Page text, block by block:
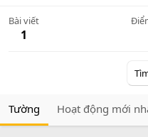
Bài viết
1
Tường Hoạt động mới